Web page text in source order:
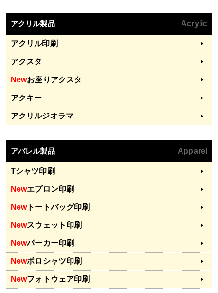
アクリル製品 Acrylic
アクリル印刷
アクスタ
Newお座りアクスタ
アクキー
アクリルジオラマ
アパレル製品 Apparel
Tシャツ印刷
Newエプロン印刷
Newトートバッグ印刷
Newスウェット印刷
Newパーカー印刷
Newポロシャツ印刷
Newフォトウェア印刷